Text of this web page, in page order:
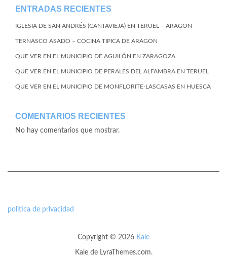
ENTRADAS RECIENTES
IGLESIA DE SAN ANDRÉS (CANTAVIEJA) EN TERUEL – ARAGON
TERNASCO ASADO – COCINA TIPICA DE ARAGON
QUE VER EN EL MUNICIPIO DE AGUILÓN EN ZARAGOZA
QUE VER EN EL MUNICIPIO DE PERALES DEL ALFAMBRA EN TERUEL
QUE VER EN EL MUNICIPIO DE MONFLORITE-LASCASAS EN HUESCA
COMENTARIOS RECIENTES
No hay comentarios que mostrar.
politica de privacidad
Copyright © 2026 Kale
Kalede LyraThemes.com.